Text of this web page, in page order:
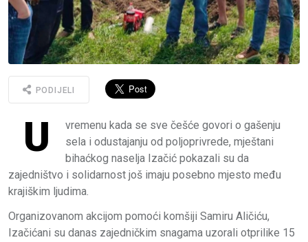
PODIJELI
U
vremenu kada se sve češće govori o gašenju
sela i odustajanju od poljoprivrede, mještani
bihaćkog naselja Izačić pokazali su da
zajedništvo i solidarnost još imaju posebno mjesto među
krajiškim ljudima.
Organizovanom akcijom pomoći komšiji Samiru Aličiću,
Izačićani su danas zajedničkim snagama uzorali otprilike 15